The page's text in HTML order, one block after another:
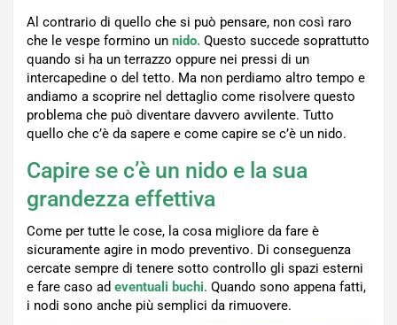
Al contrario di quello che si può pensare, non così raro
che le vespe formino un nido. Questo succede soprattutto
quando si ha un terrazzo oppure nei pressi di un
intercapedine o del tetto. Ma non perdiamo altro tempo e
andiamo a scoprire nel dettaglio come risolvere questo
problema che può diventare davvero avvilente. Tutto
quello che c’è da sapere e come capire se c’è un nido.
Capire se c’è un nido e la sua
grandezza effettiva
Come per tutte le cose, la cosa migliore da fare è
sicuramente agire in modo preventivo. Di conseguenza
cercate sempre di tenere sotto controllo gli spazi esterni
e fare caso ad eventuali buchi. Quando sono appena fatti,
i nodi sono anche più semplici da rimuovere.